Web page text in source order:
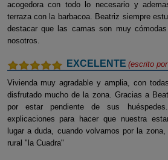
acogedora con todo lo necesario y
terraza con la barbacoa. Beatriz siempre
destacar que las camas son muy
nosotros.
EXCELENTE (escrito por
Vivienda muy agradable y amplia, con
disfrutado mucho de la zona. Gracias a
por estar pendiente de sus
explicaciones para hacer que nuestra
lugar a duda, cuando volvamos por la
rural "la Cuadra"